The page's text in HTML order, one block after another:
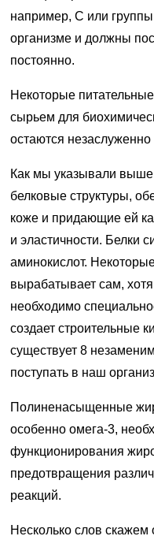
например, С или
организме и должны
постоянно.
Некоторые
сырьем для
остаются
Как мы указывали
белковые структуры,
коже и придающие ей
и эластичности. Белки
аминокислот.
вырабатывает сам,
необходимо
создает строительные
существует 8
поступать в наш
Полиненасыщенные
особенно омега-3,
функционирования
предотвращения
реакций.
Несколько слов